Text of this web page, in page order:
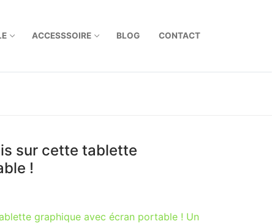
ACCESSSOIRE BLOG CONTACT
sur cette tablette
!
graphique avec écran portable ! Un